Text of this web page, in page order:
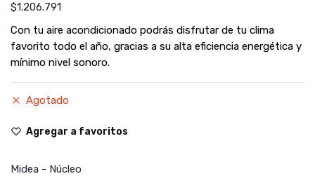
$1.206.791
Con tu aire acondicionado podrás disfrutar de tu clima
favorito todo el año, gracias a su alta eficiencia energética y
mínimo nivel sonoro.
Agotado
Agregar a favoritos
Midea - Núcleo